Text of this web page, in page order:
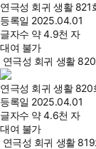
연극성 회귀 생활 821
등록일 2025.04.01
글자수 약 4.9천 자
대여 불가
연극성 회귀 생활
연극성 회귀 생활 820
등록일 2025.04.01
글자수 약 4.6천 자
대여 불가
연극성 회귀 생활